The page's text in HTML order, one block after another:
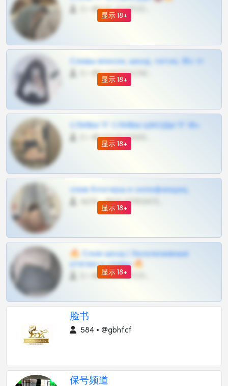
显示 18+
显示 18+
Сливы вписок, шкод, теток, 18+ тг
显示 18+
СЛИВЫ ТГ СЛИВЫ ШКОДЫ ТГ 18+
显示 18+
слив блогерш и онлифанщиц
4675 •
显示 18+
🔥 Слив шкод | Эксклюзивные
утечки и сливы 🔥
脸书
584 • @gbhfcf
保号频道